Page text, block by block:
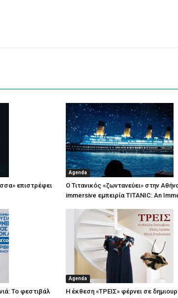
επιστρέφει
Agenda
Ο Τιτανικός «ζωντανεύει» στην
immersive εμπειρία TITANIC: An
Το φεστιβάλ
Agenda
Η έκθεση «ΤΡΕΙΣ» φέρνει σε